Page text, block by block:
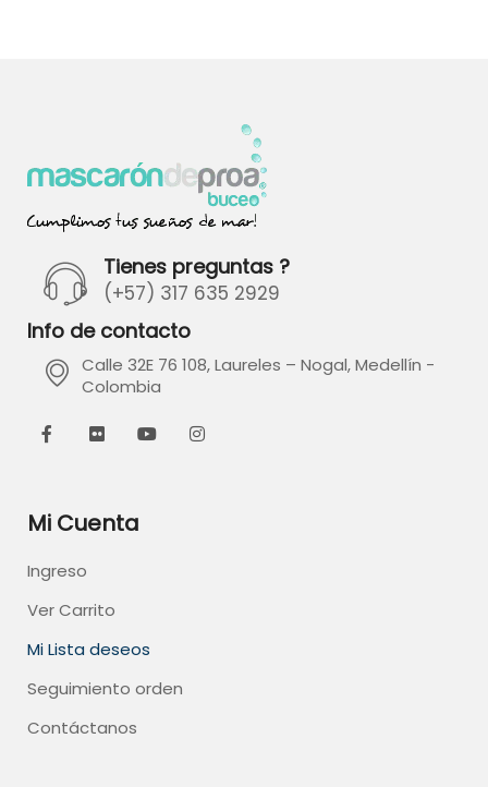
Tienes preguntas ?
(+57) 317 635 2929
Info de contacto
Calle 32E 76 108, Laureles – Nogal, Medellín -
Colombia
Mi Cuenta
Ingreso
Ver Carrito
Mi Lista deseos
Seguimiento orden
Contáctanos